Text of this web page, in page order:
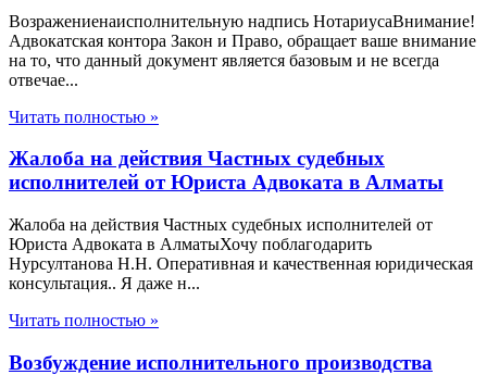
Возражениенаисполнительную надпись НотариусаВнимание!
Адвокатская контора Закон и Право, обращает ваше внимание
на то, что данный документ является базовым и не всегда
отвечае...
Читать полностью »
Жалоба на действия Частных судебных
исполнителей от Юриста Адвоката в Алматы
Жалоба на действия Частных судебных исполнителей от
Юриста Адвоката в АлматыХочу поблагодарить
Нурсултанова Н.Н. Оперативная и качественная юридическая
консультация.. Я даже н...
Читать полностью »
Возбуждение исполнительного производства